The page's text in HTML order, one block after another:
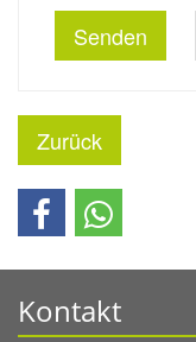
Zurück
Kontakt